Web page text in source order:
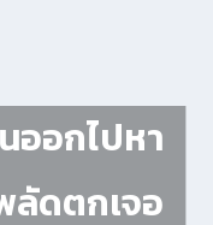
ออกไปหา
ลัดตกเจอ